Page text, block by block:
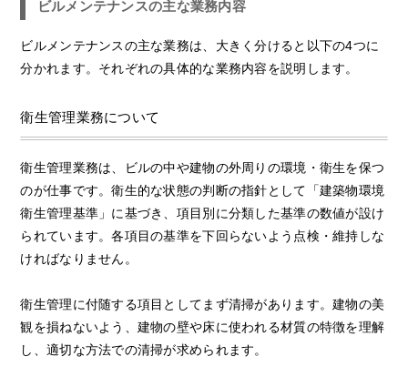
ビルメンテナンスの主な業務内容
ビルメンテナンスの主な業務は、大きく分けると以下の4つに
分かれます。それぞれの具体的な業務内容を説明します。
衛生管理業務について
衛生管理業務は、ビルの中や建物の外周りの環境・衛生を保つ
のが仕事です。衛生的な状態の判断の指針として「建築物環境
衛生管理基準」に基づき、項目別に分類した基準の数値が設け
られています。各項目の基準を下回らないよう点検・維持しな
ければなりません。
衛生管理に付随する項目としてまず清掃があります。建物の美
観を損ねないよう、建物の壁や床に使われる材質の特徴を理解
し、適切な方法での清掃が求められます。